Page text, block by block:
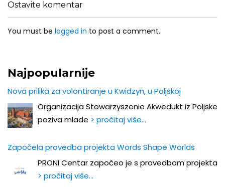
Ostavite komentar
You must be logged in to post a comment.
Najpopularnije
Nova prilika za volontiranje u Kwidzyn, u Poljskoj
Organizacija Stowarzyszenie Akwedukt iz Poljske
poziva mlade > pročitaj više…
Započela provedba projekta Words Shape Worlds
PRONI Centar započeo je s provedbom projekta
> pročitaj više…